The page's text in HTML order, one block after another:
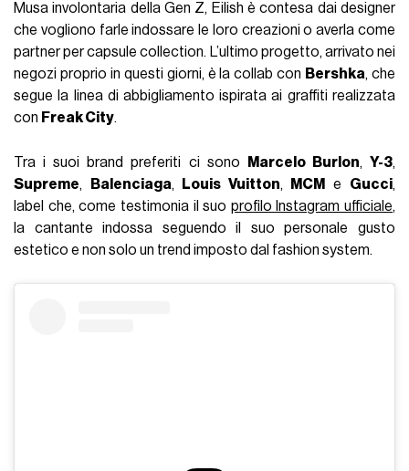
Musa involontaria della Gen Z, Eilish è contesa dai designer
che vogliono farle indossare le loro creazioni o averla come
partner per capsule collection. L’ultimo progetto, arrivato nei
negozi proprio in questi giorni, è la collab con Bershka, che
segue la linea di abbigliamento ispirata ai graffiti realizzata
con Freak City.
Tra i suoi brand preferiti ci sono Marcelo Burlon, Y-3,
Supreme, Balenciaga, Louis Vuitton, MCM e Gucci,
label che, come testimonia il suo profilo Instagram ufficiale,
la cantante indossa seguendo il suo personale gusto
estetico e non solo un trend imposto dal fashion system.